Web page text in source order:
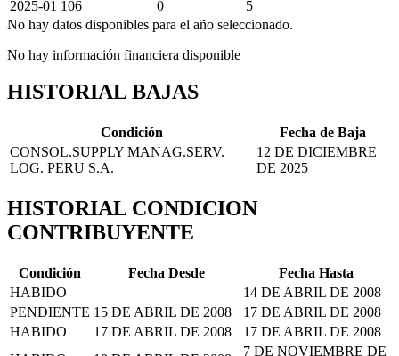
2025-01 106 0
5
No hay datos disponibles para el año seleccionado.
No hay información financiera disponible
HISTORIAL BAJAS
Condición
Fecha de Baja
CONSOL.SUPPLY MANAG.SERV.
LOG. PERU S.A.
12 DE DICIEMBRE
DE 2025
HISTORIAL CONDICION
CONTRIBUYENTE
Condición Fecha Desde
Fecha Hasta
HABIDO
14 DE ABRIL DE 2008
PENDIENTE 15 DE ABRIL DE 2008
17 DE ABRIL DE 2008
HABIDO
17 DE ABRIL DE 2008
17 DE ABRIL DE 2008
7 DE NOVIEMBRE DE